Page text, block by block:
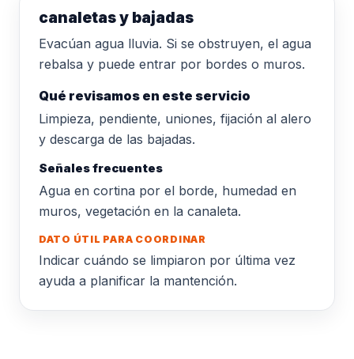
canaletas y bajadas
Evacúan agua lluvia. Si se obstruyen, el agua
rebalsa y puede entrar por bordes o muros.
Qué revisamos en este servicio
Limpieza, pendiente, uniones, fijación al alero
y descarga de las bajadas.
Señales frecuentes
Agua en cortina por el borde, humedad en
muros, vegetación en la canaleta.
DATO ÚTIL PARA COORDINAR
Indicar cuándo se limpiaron por última vez
ayuda a planificar la mantención.